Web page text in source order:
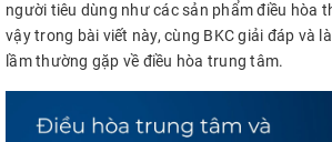
người tiêu dùng như các sản phẩm điều hòa
vậy trong bài viết này, cùng BKC giải đáp và
lầm thường gặp về điều hòa trung tâm.